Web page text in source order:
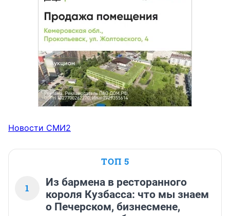
Новости СМИ2
ТОП 5
1
Из бармена в ресторанного
короля Кузбасса: что мы знаем
о Печерском, бизнесмене,